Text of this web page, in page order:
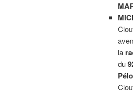
la
du
Pélo